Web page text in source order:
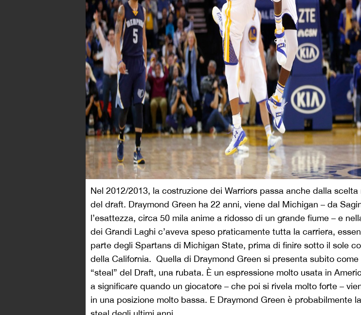
Nel 2012/2013, la costruzione dei Warriors passa anche dalla scelta
del draft. Draymond Green ha 22 anni, viene dal Michigan – da
l’esattezza, circa 50 mila anime a ridosso di un grande fiume – e
dei Grandi Laghi c’aveva speso praticamente tutta la carriera,
parte degli Spartans di Michigan State, prima di finire sotto il sole
della California. Quella di Draymond Green si presenta subito come
“steal” del Draft, una rubata. È un espressione molto usata in
a significare quando un giocatore – che poi si rivela molto forte –
in una posizione molto bassa. E Draymond Green è probabilmente